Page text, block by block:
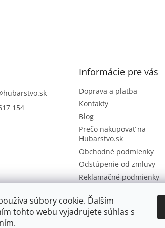
súbory cookie. Ďalším
tohto webu vyjadrujete súhlas s
hubarstvo.sk
154
Informácie pre vás
Doprava a platba
Kontakty
Blog
Prečo nakupovať na
Hubarstvo.sk
Obchodné podmienky
Odstúpenie od zmluvy
Reklamačné podmienky
osobných údajov
Osobný odber